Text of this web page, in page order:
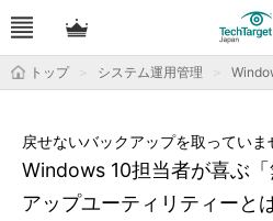
トップ システム運用管理
Windows 10担当者が喜ぶ
アップユーティリティーと
戻せないバックアップを取っていま